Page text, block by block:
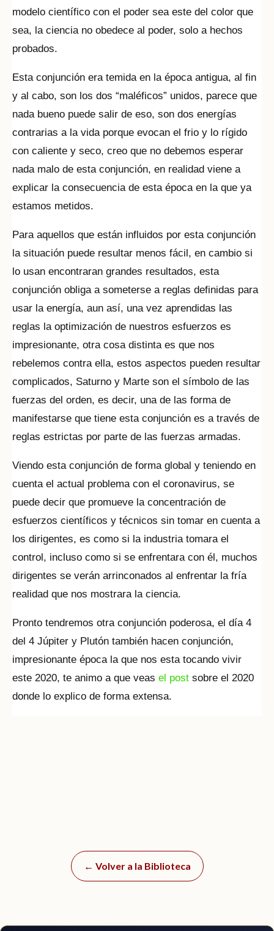
modelo científico con el poder sea este del color que
sea, la ciencia no obedece al poder, solo a hechos
probados.
Esta conjunción era temida en la época antigua, al fin
y al cabo, son los dos “maléficos” unidos, parece que
nada bueno puede salir de eso, son dos energías
contrarias a la vida porque evocan el frio y lo rígido
con caliente y seco, creo que no debemos esperar
nada malo de esta conjunción, en realidad viene a
explicar la consecuencia de esta época en la que ya
estamos metidos.
Para aquellos que están influidos por esta conjunción
la situación puede resultar menos fácil, en cambio si
lo usan encontraran grandes resultados, esta
conjunción obliga a someterse a reglas definidas para
usar la energía, aun así, una vez aprendidas las
reglas la optimización de nuestros esfuerzos es
impresionante, otra cosa distinta es que nos
rebelemos contra ella, estos aspectos pueden resultar
complicados, Saturno y Marte son el símbolo de las
fuerzas del orden, es decir, una de las forma de
manifestarse que tiene esta conjunción es a través de
reglas estrictas por parte de las fuerzas armadas.
Viendo esta conjunción de forma global y teniendo en
cuenta el actual problema con el coronavirus, se
puede decir que promueve la concentración de
esfuerzos científicos y técnicos sin tomar en cuenta a
los dirigentes, es como si la industria tomara el
control, incluso como si se enfrentara con él, muchos
dirigentes se verán arrinconados al enfrentar la fría
realidad que nos mostrara la ciencia.
Pronto tendremos otra conjunción poderosa, el día 4
del 4 Júpiter y Plutón también hacen conjunción,
impresionante época la que nos esta tocando vivir
este 2020, te animo a que veas el post sobre el 2020
donde lo explico de forma extensa.
← Volver a la Biblioteca